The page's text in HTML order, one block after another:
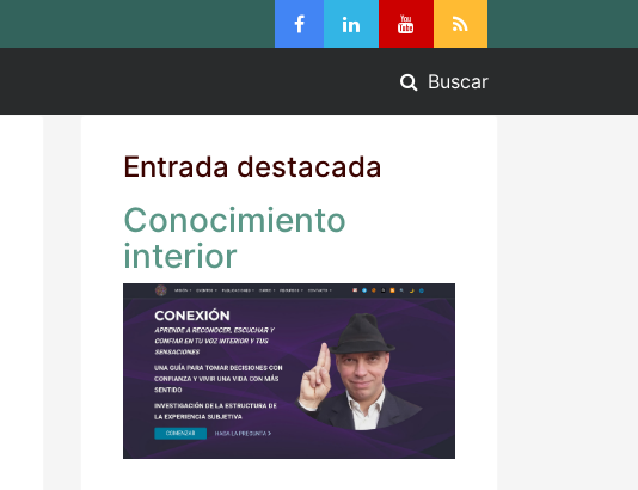
Buscar
Entrada destacada
Conocimiento
interior